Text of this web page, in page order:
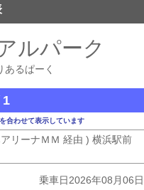
ルパーク
あるぱーく
1
合わせて表示しています
リーナＭＭ 経由 ) 横浜駅前
乗車日2026年08月06日